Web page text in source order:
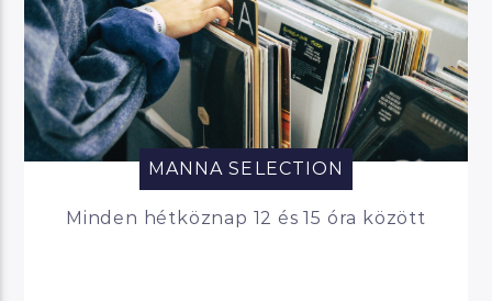
MANNA SELECTION
Minden hétköznap 12 és 15 óra között